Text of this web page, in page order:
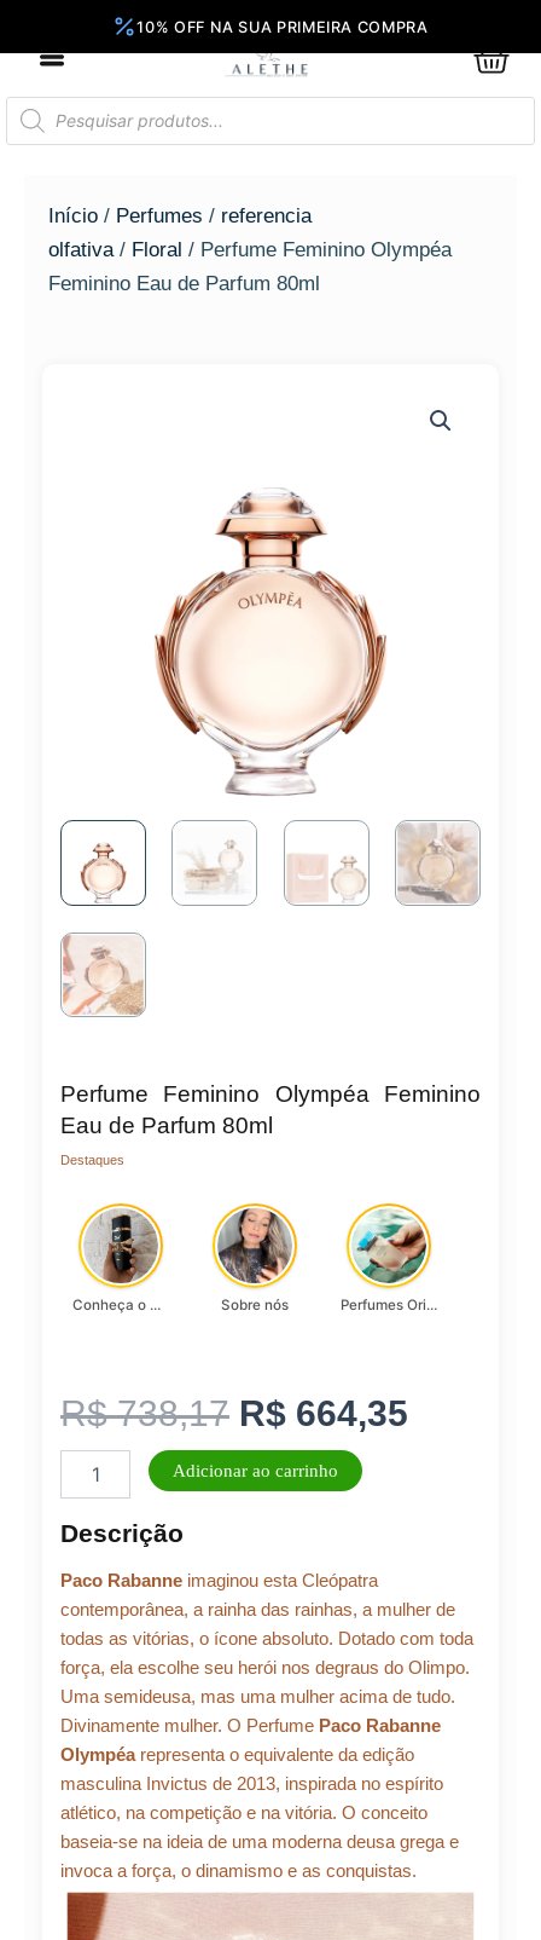
conteúdo
Pesquisar
produtos
Início / Perfumes / referencia
olfativa / Floral / Perfume Feminino Olympéa
Feminino Eau de Parfum 80ml
Perfume Feminino Olympéa Feminino
Eau de Parfum 80ml
Destaques
Conheça o Asad, da Lattafa… Sobre nós Perfumes Originais
R$738,17 O
preço
era:
R$ 738,17.
R$ 664,35
R$
Feminino
Feminino
de
Parfum
80ml
Adicionar ao carrinho
Descrição
Paco Rabanne imaginou esta Cleópatra
contemporânea, a rainha das rainhas, a mulher de
todas as vitórias, o ícone absoluto. Dotado com toda
força, ela escolhe seu herói nos degraus do Olimpo.
Uma semideusa, mas uma mulher acima de tudo.
Divinamente mulher. O Perfume Paco Rabanne
Olympéarepresenta o equivalente da edição
masculina Invictus de 2013, inspirada no espírito
atlético, na competição e na vitória. O conceito
baseia-se na ideia de uma moderna deusa grega e
invoca a força, o dinamismo e as conquistas.